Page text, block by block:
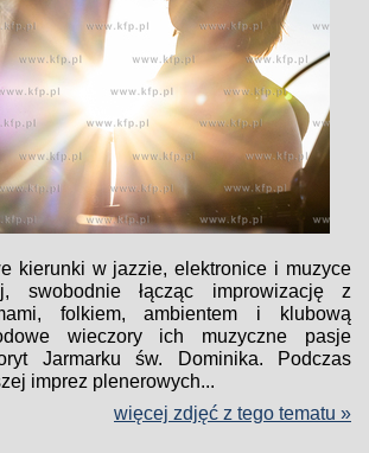
kierunki w jazzie, elektronice i muzyce
swobodnie łącząc improwizację z
folkiem, ambientem i klubową
wieczory ich muzyczne pasje
Jarmarku św. Dominika. Podczas
imprez plenerowych...
więcej zdjęć z tego tematu »